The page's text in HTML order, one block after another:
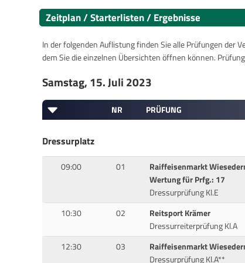
Zeitplan / Starterlisten / Ergebnisse
In der folgenden Auflistung finden Sie alle Prüfungen der
dem Sie die einzelnen Übersichten öffnen können.
Samstag, 15. Juli 2023
NR PRÜFUNG
Dressurplatz
09:00 01
Raiffeisenmarkt
Wertung für Prfg.: 17
Dressurprüfung Kl.E
10:30 02
Reitsport Krämer
Dressurreiterprüfung Kl.A
12:30 03
Raiffeisenmarkt
Dressurprüfung Kl.A**